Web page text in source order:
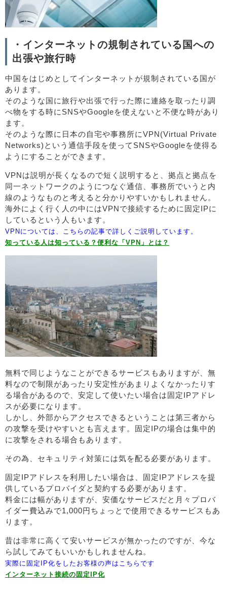
・インターネットの規制されている国への
出張や旅行時
中国をはじめとしてインターネットが規制されている国が
あります。
そのような国に旅行や出張で行った際に連絡を取ったり調
べ物をする時にSNSやGoogleを使えないと不便な時があり
ます。
そのような際に日本の自宅や事務所にVPN(Virtual Private
Networks)という通信手段を使ってSNSやGoogleを使得る
ようにすることができます。
VPNは説明が長くなるので短く説明すると、拠点と拠点を
同一ネットワークのようにつなぐ通信、事務所でいうと内
線のようなものと考えると分かりやすいかもしれません。
海外によく行く人の中にはVPNで接続するために固定IPに
しているという人もいます。
VPNについては、こちらの記事で詳しくご説明しています。
知っている人は知っている？便利な「VPN」とは？
無料で同じようなことができるサービスもありますが、無
料なので制限があったり安定性があまりよくなかったりす
る場合があるので、安定して使いたい場合は固定IPアドレ
スが必要になります。
しかし、外部からアクセスできるということは第三者から
の攻撃を受けやすいとも言えます。固定IPの場合は集中的
に攻撃をされる場合もあります。
その為、セキュリティ対策には気を配る必要があります。
固定IPアドレスを利用したい場合は、固定IPアドレスを提
供しているプロバイダと契約する必要があります。
料金には幅がありますが、安価なサービスだと月々プロバ
イダー費込みで1,000円ちょっとで使用できるサービスもあ
ります。
昔は非常に高くて安いサービスが無かったのですが、今な
ら試してみてもいいかもしれませんね。
実際に固定IP化をしたお客様の声はこちらです
インターネット接続の固定IP化